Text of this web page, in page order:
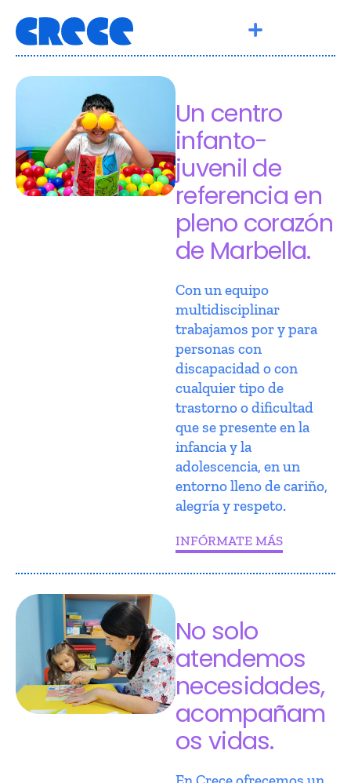
Un centro
infanto-
juvenil de
referencia en
pleno corazón
de Marbella.
Con un equipo
multidisciplinar
trabajamos por y para
personas con
discapacidad o con
cualquier tipo de
trastorno o dificultad
que se presente en la
infancia y la
adolescencia, en un
entorno lleno de cariño,
alegría y respeto.
INFÓRMATE MÁS
No solo
atendemos
necesidades,
acompañam
os vidas.